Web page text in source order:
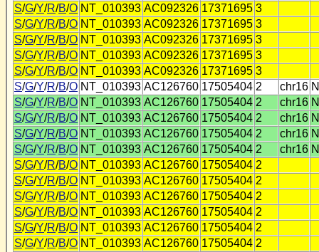
S/G/Y/R/B/O NT_010393 AC092326 17371695 3
S/G/Y/R/B/O NT_010393 AC092326 17371695 3
S/G/Y/R/B/O NT_010393 AC092326 17371695 3
S/G/Y/R/B/O NT_010393 AC092326 17371695 3
S/G/Y/R/B/O NT_010393 AC092326 17371695 3
S/G/Y/R/B/O NT_010393 AC126760 17505404 2 chr16
S/G/Y/R/B/O NT_010393 AC126760 17505404 2 chr16
S/G/Y/R/B/O NT_010393 AC126760 17505404 2 chr16
S/G/Y/R/B/O NT_010393 AC126760 17505404 2 chr16
S/G/Y/R/B/O NT_010393 AC126760 17505404 2 chr16
S/G/Y/R/B/O NT_010393 AC126760 17505404 2
S/G/Y/R/B/O NT_010393 AC126760 17505404 2
S/G/Y/R/B/O NT_010393 AC126760 17505404 2
S/G/Y/R/B/O NT_010393 AC126760 17505404 2
S/G/Y/R/B/O NT_010393 AC126760 17505404 2
S/G/Y/R/B/O NT_010393 AC126760 17505404 2